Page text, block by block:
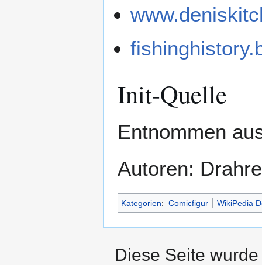
Init-Quelle
Entnommen
Autoren:
Kategorien: Comicfigur WikiPedia
Diese Seite